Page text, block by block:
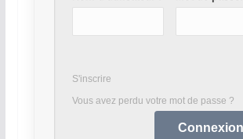
S'inscrire
Vous avez perdu votre mot de passe ?